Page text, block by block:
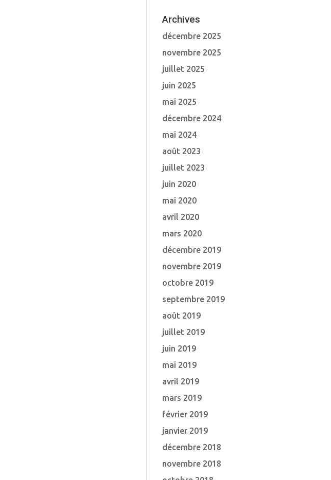
Archives
décembre 2025
novembre 2025
juillet 2025
juin 2025
mai 2025
décembre 2024
mai 2024
août 2023
juillet 2023
juin 2020
mai 2020
avril 2020
mars 2020
décembre 2019
novembre 2019
octobre 2019
septembre 2019
août 2019
juillet 2019
juin 2019
mai 2019
avril 2019
mars 2019
février 2019
janvier 2019
décembre 2018
novembre 2018